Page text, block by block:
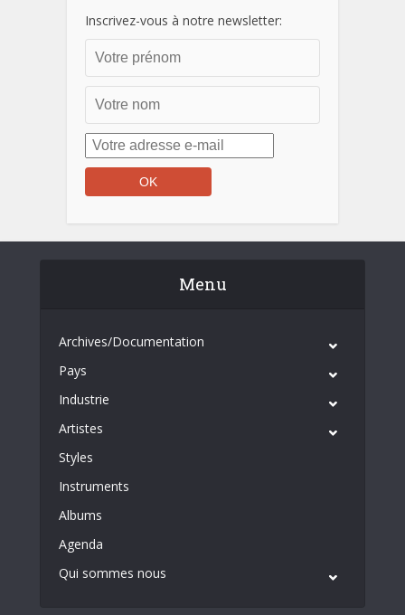
Inscrivez-vous à notre newsletter:
Menu
Archives/Documentation
Pays
Industrie
Artistes
Styles
Instruments
Albums
Agenda
Qui sommes nous